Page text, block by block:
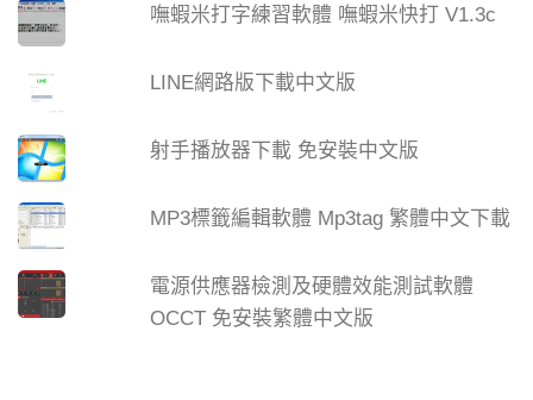
嘸蝦米打字練習軟體 嘸蝦米快打 V1.3c
LINE網路版下載中文版
射手播放器下載 免安裝中文版
MP3標籤編輯軟體 Mp3tag 繁體中文下載
電源供應器檢測及硬體效能測試軟體
OCCT 免安裝繁體中文版